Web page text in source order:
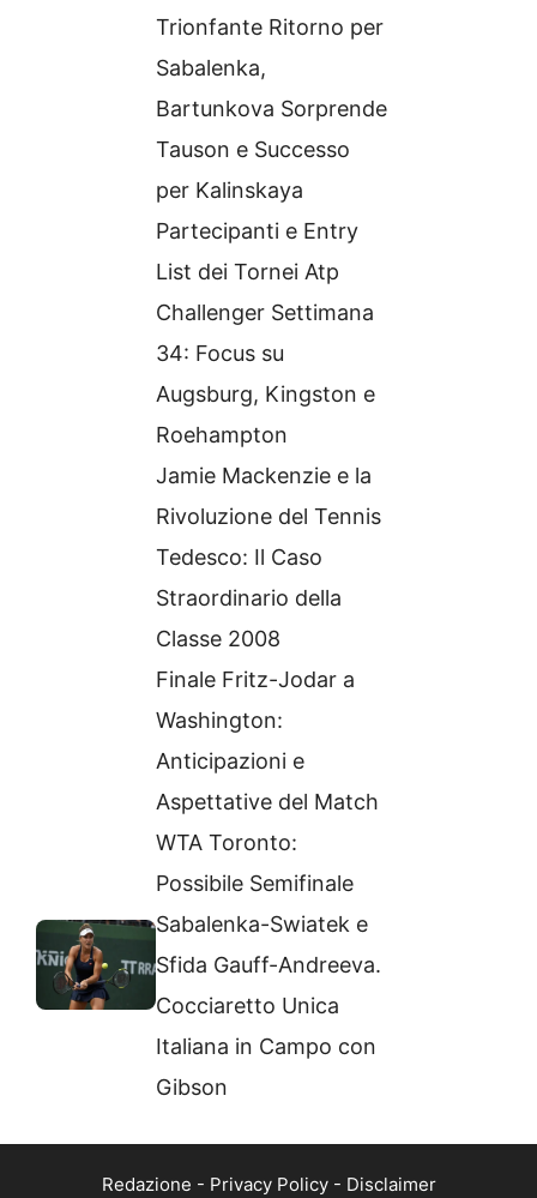
Trionfante Ritorno per
Sabalenka,
Bartunkova Sorprende
Tauson e Successo
per Kalinskaya
Partecipanti e Entry
List dei Tornei Atp
Challenger Settimana
34: Focus su
Augsburg, Kingston e
Roehampton
Jamie Mackenzie e la
Rivoluzione del Tennis
Tedesco: Il Caso
Straordinario della
Classe 2008
Finale Fritz-Jodar a
Washington:
Anticipazioni e
Aspettative del Match
WTA Toronto:
Possibile Semifinale
Sabalenka-Swiatek e
Sfida Gauff-Andreeva.
Cocciaretto Unica
Italiana in Campo con
Gibson
Redazione - Privacy Policy- Disclaimer